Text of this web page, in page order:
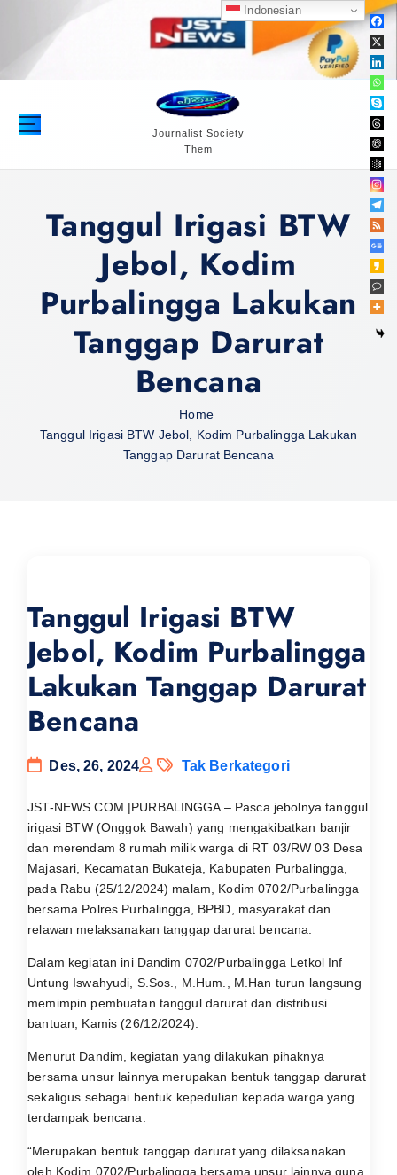
n
Journalist Society
Them
Tanggul Irigasi BTW
Jebol, Kodim
Purbalingga Lakukan
Tanggap Darurat
Bencana
Home
Tanggul Irigasi BTW Jebol, Kodim Purbalingga Lakukan
Tanggap Darurat Bencana
Tanggul Irigasi BTW
Jebol, Kodim Purbalingga
Lakukan Tanggap Darurat
Bencana
Des, 26, 2024 Tak Berkategori
JST-NEWS.COM |PURBALINGGA – Pasca jebolnya tanggul
irigasi BTW (Onggok Bawah) yang mengakibatkan banjir
dan merendam 8 rumah milik warga di RT 03/RW 03 Desa
Majasari, Kecamatan Bukateja, Kabupaten Purbalingga,
pada Rabu (25/12/2024) malam, Kodim 0702/Purbalingga
bersama Polres Purbalingga, BPBD, masyarakat dan
relawan melaksanakan tanggap darurat bencana.
Dalam kegiatan ini Dandim 0702/Purbalingga Letkol Inf
Untung Iswahyudi, S.Sos., M.Hum., M.Han turun langsung
memimpin pembuatan tanggul darurat dan distribusi
bantuan, Kamis (26/12/2024).
Menurut Dandim, kegiatan yang dilakukan pihaknya
bersama unsur lainnya merupakan bentuk tanggap darurat
sekaligus sebagai bentuk kepedulian kepada warga yang
terdampak bencana.
“Merupakan bentuk tanggap darurat yang dilaksanakan
oleh Kodim 0702/Purbalingga bersama unsur lainnya guna
Indonesian